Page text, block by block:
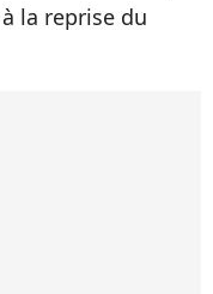
la reprise du